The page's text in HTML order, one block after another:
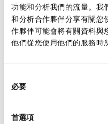
功能和分析我們的流量。我
和分析合作夥伴分享有關您
作夥伴可能會將有關資料與
他們從您使用他們的服務時
必要
首選項
規格
審美規範
環境規範
功能規格